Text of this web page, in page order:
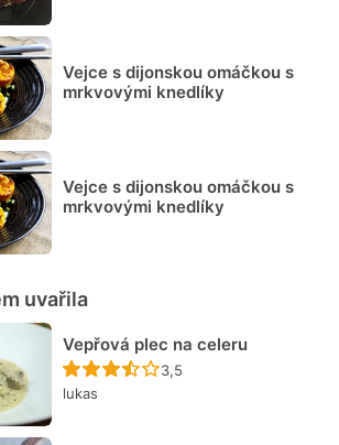
Vejce s dijonskou omáčkou s
mrkvovými knedlíky
Vejce s dijonskou omáčkou s
mrkvovými knedlíky
uvařila
Vepřová plec na celeru
Recept ještě nebyl
3,5
lukas